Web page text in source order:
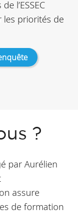
l’ESSEC
priorités de
?
par Aurélien
assure
de formation